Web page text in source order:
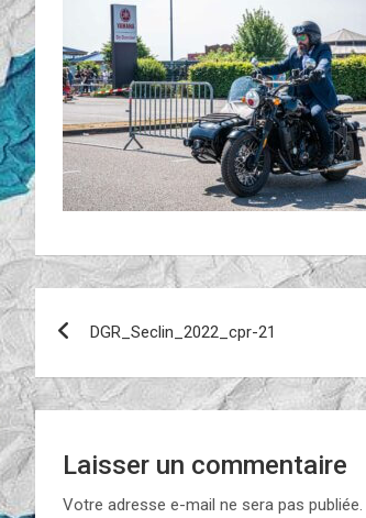
Navigation
de
l’article
DGR_Seclin_2022_cpr-21
Laisser un commentaire
Votre adresse e-mail ne sera pas publiée.